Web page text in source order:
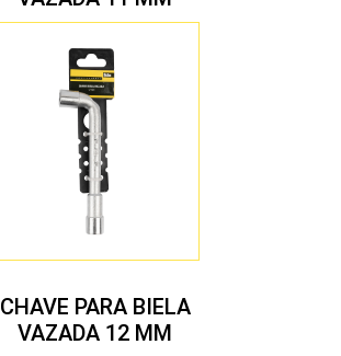
CHAVE PARA BIELA
VAZADA 12 MM